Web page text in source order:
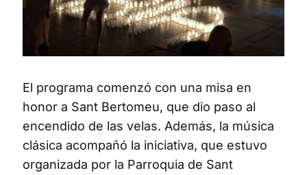
El programa comenzó con una misa en
honor a Sant Bertomeu, que dio paso al
encendido de las velas. Además, la música
clásica acompañó la iniciativa, que estuvo
organizada por la Parroquia de Sant